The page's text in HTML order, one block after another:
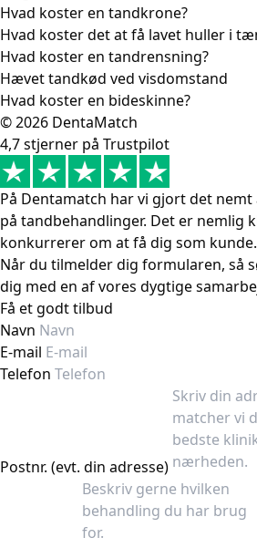
Hvad koster en tandkrone?
Hvad koster det at få lavet huller i
Hvad koster en tandrensning?
Hævet tandkød ved visdomstand
Hvad koster en bideskinne?
© 2026 DentaMatch
4,7 stjerner på Trustpilot
På Dentamatch har vi gjort det
på tandbehandlinger. Det er nemlig
konkurrerer om at få dig som kunde.
Når du tilmelder dig formularen, så
dig med en af vores dygtige
Få et godt tilbud
Navn
E-mail
Telefon
Postnr. (evt. din adresse)